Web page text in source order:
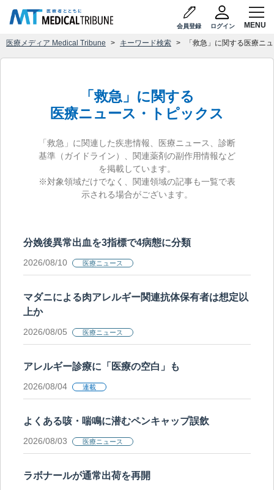
会員登録 ログイン
医療メディア Medical Tribune キーワード検索 「救急」に関する医療ニ
「救急」に関する
医療ニュース・トピックス
「救急」に関連した疾患情報、医療ニュース、診断
基準（ガイドライン）、関連薬剤の副作用情報など
を掲載しています。
※対象領域だけでなく、関連領域の記事も一覧で表
示される場合がございます。
分娩後異常出血を3指標で4病態に分類
2026/08/10 医療ニュース
マダニによる肉アレルギー関連抗体保有者は想定以
上か
2026/08/05 医療ニュース
アレルギー診療に「医療の空白」も
2026/08/04 連載
よくある咳・喘鳴に潜むペンキャップ誤飲
2026/08/03 医療ニュース
ラボナールが通常出荷を再開